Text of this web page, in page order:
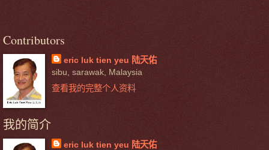
Contributors
eric luk tien yeu 陆天佑
sibu, sarawak, Malaysia
查看我的完整个人资料
我的简介
eric luk tien yeu 陆天佑